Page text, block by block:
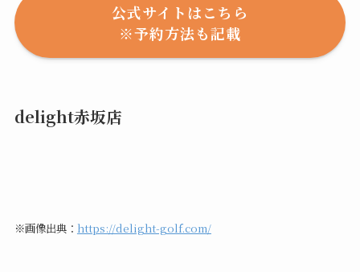
公式サイトはこちら
※予約方法も記載
delight赤坂店
※画像出典： https://delight-golf.com/